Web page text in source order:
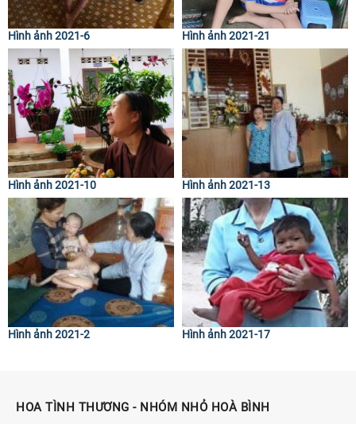
Hình ảnh 2021-6 Hình ảnh 2021-21
Hình ảnh 2021-10 Hình ảnh 2021-13
Hình ảnh 2021-2 Hình ảnh 2021-17
HOA TÌNH THƯƠNG - NHÓM NHỎ HOÀ BÌNH